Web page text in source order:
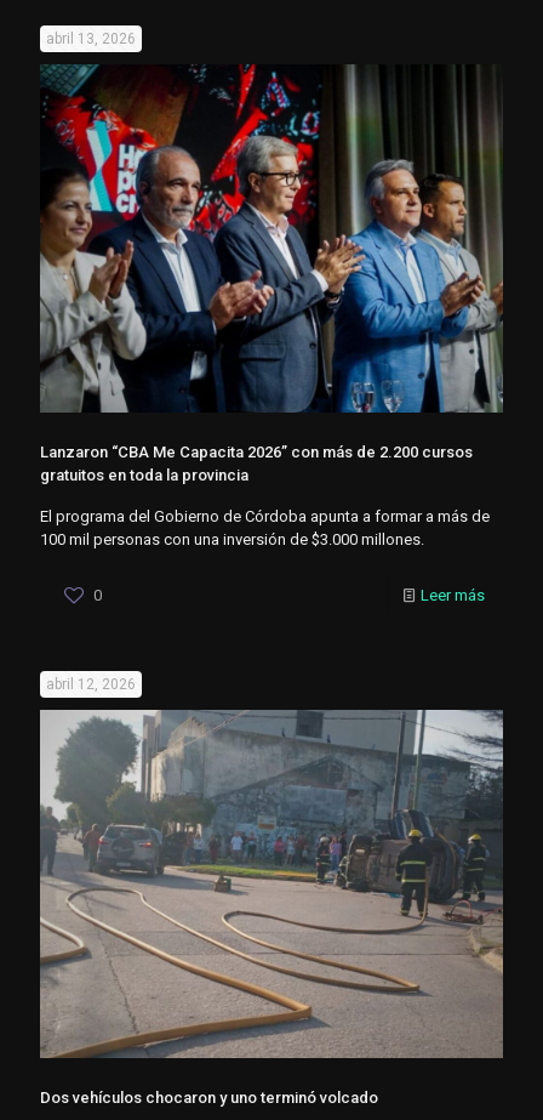
abril 13, 2026
Lanzaron “CBA Me Capacita 2026” con más de 2.200 cursos
gratuitos en toda la provincia
El programa del Gobierno de Córdoba apunta a formar a más de
100 mil personas con una inversión de $3.000 millones.
0 Leer más
abril 12, 2026
Dos vehículos chocaron y uno terminó volcado